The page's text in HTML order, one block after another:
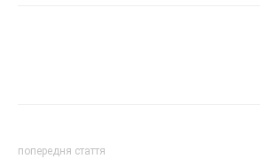
попередня стаття